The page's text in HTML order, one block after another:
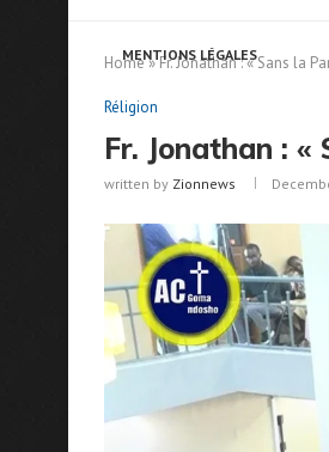
MENTIONS LÉGALES
Home»Fr. Jonathan : « Sans la
Réligion
Fr. Jonathan :
written by Zionnews